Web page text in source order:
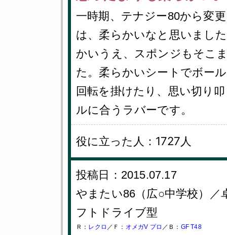
一時期、テナジー80から変
は、柔らかいなと思いまし
かいうえ、スポンジもそこ
た。柔らかいシートでボー
回転を掛けたり、思い切り
ルに合うラバーです。
役に立った人：1727人
投稿日：2015.07.17
やまたい86（広○中学校）／
フトドライブ型
Ｒ： レクロ ／Ｆ： オメガV プロ ／Ｂ： GF T48